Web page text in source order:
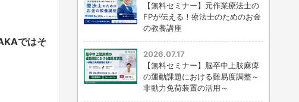
ではそ
【無料セミナー】元作業療法士の
FPが伝える！療法士のためのお金
の教養講座
2026.07.17
【無料セミナー】脳卒中上肢麻痺
の運動課題における難易度調整～
非動力免荷装置の活用～